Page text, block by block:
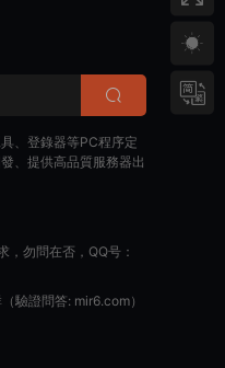
、登錄器等PC程序定
、提供高品質服務器出
，勿問在否，QQ号：
（驗證問答: mir6.com）